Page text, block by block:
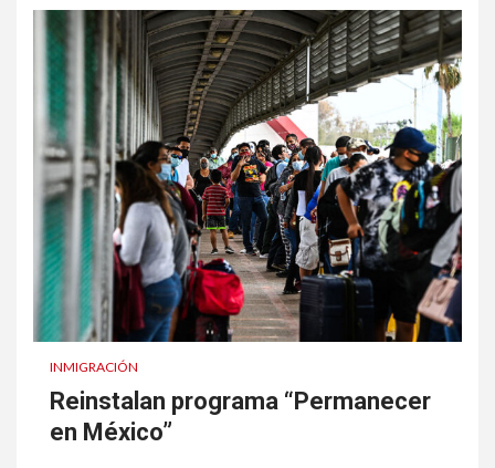
INMIGRACIÓN
Reinstalan programa “Permanecer
en México”